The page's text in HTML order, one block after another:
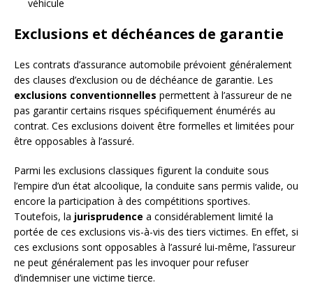
véhicule
Exclusions et déchéances de garantie
Les contrats d’assurance automobile prévoient généralement
des clauses d’exclusion ou de déchéance de garantie. Les
exclusions conventionnelles permettent à l’assureur de ne
pas garantir certains risques spécifiquement énumérés au
contrat. Ces exclusions doivent être formelles et limitées pour
être opposables à l’assuré.
Parmi les exclusions classiques figurent la conduite sous
l’empire d’un état alcoolique, la conduite sans permis valide, ou
encore la participation à des compétitions sportives.
Toutefois, la jurisprudence a considérablement limité la
portée de ces exclusions vis-à-vis des tiers victimes. En effet, si
ces exclusions sont opposables à l’assuré lui-même, l’assureur
ne peut généralement pas les invoquer pour refuser
d’indemniser une victime tierce.